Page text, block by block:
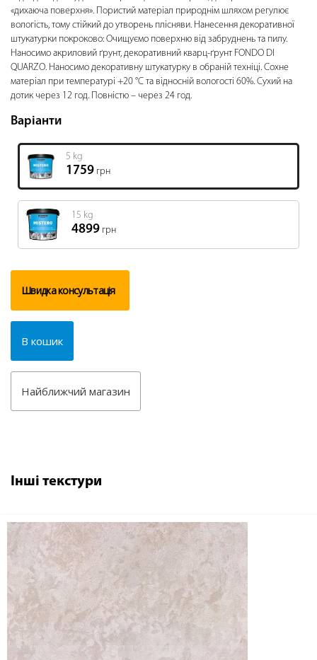
«дихаюча поверхня». Пористий матеріал природнім шляхом регулює
вологість, тому стійкий до утворень плісняви. Нанесення декоративної
штукатурки покроково: Очищуємо поверхню від забруднень та пилу.
Наносимо акриловий ґрунт, декоративний кварц-ґрунт FONDO DI
QUARZO. Наносимо декоративну штукатурку в обраній техніці. Сохне
матеріал при температурі +20 °C та відносній вологості 60%. Сухий на
дотик через 12 год. Повністю – через 24 год.
Варіанти
5 kg
1759 грн
15 kg
4899 грн
Швидка консультація
В кошик
Найближчий магазин
Інші текстури